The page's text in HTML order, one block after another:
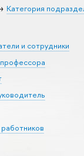
Категория
и сотрудники